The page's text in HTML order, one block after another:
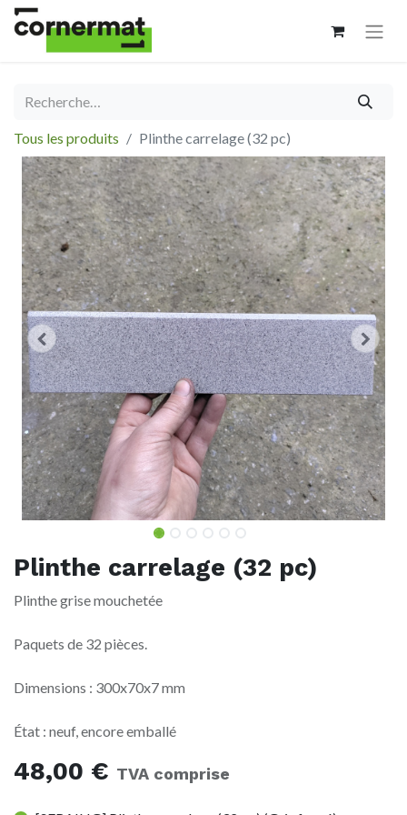
Tous les produits Plinthe carrelage (32 pc)
Plinthe carrelage (32 pc)
Plinthe grise mouchetée
Paquets de 32 pièces.
Dimensions : 300x70x7 mm
État : neuf, encore emballé
48,00 € TVA comprise